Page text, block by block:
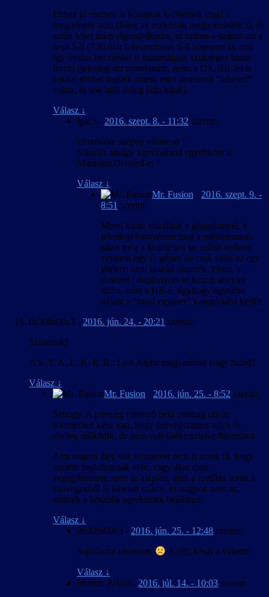
Ehhez jó esetben is hónapok kellhetnek majd a
megjelenés után (főleg az eszközök megjelenéséhez), és
aztán lehet azon elgondolkodni, rá tudom-e szánni azt a
napi 5-6 (7-8) órát folyamatosan 6-8 hónapon át, ami
így óvatos becsléssel is minimálisan szükséges lenne
hozzá (jelenleg azt mondanám, nem; a DX:HR-rel is
sokkal többet foglalkoztam, mint amennyit “lehetett”
volna, és sok más dolog látta kárát).
Válasz ↓
Ipacs - 2016. szept. 8. - 11:32 szerint:
köszönöm szépen válaszod !
Sikerült amúgy kipróbálnod egyébként a
Mankind Divided-et ?
Válasz ↓
Mr. Fusion - 2016. szept. 9. -
8:51 szerint:
Mivel kicsit elszálltak a gépigénnyel, a
jelenlegi hardverem meg a minimumnak
sincs még a közelében se, előbb kellene
vennem egy új gépet, de csak ezért az egy
játékért nem igazán akarnék. Plusz, a
történet / alaphelyzet se hozott annyira
lázba, mint a HR-é, úgyhogy egyelőre
nálam a “majd egyszer” kategóriába került.
0n30fn00n3 - 2016. jún. 24. - 20:21 szerint:
Sziasztok!
A S. T. A. L. K. E. R.: Lost Alpha magyarítása hogy halad?
Válasz ↓
Mr. Fusion - 2016. jún. 25. - 8:52 szerint:
Sehogy. A jelenleg elérhető béta csomag olyan
tekintetben kész van, hogy szövegszinten teljes és
elvileg működik, de nem volt játéktesztelve/finomítva.
Ami engem illet, sok késztetést nem is érzek rá, hogy
tovább foglalkozzak vele, vagy akár csak
végigjátsszam, mert az alapján, amit a fordítás során a
szövegekből le lehetett szűrni, ez nagyon nem az,
aminek a készítők igyekeztek beállítani.
Válasz ↓
0n30fn00n3 - 2016. jún. 25. - 12:48 szerint:
Sajnálattal olvasom.
Azért, köszi a választ!
Válasz ↓
Molnár Ádám - 2016. júl. 14. - 10:03 szerint: